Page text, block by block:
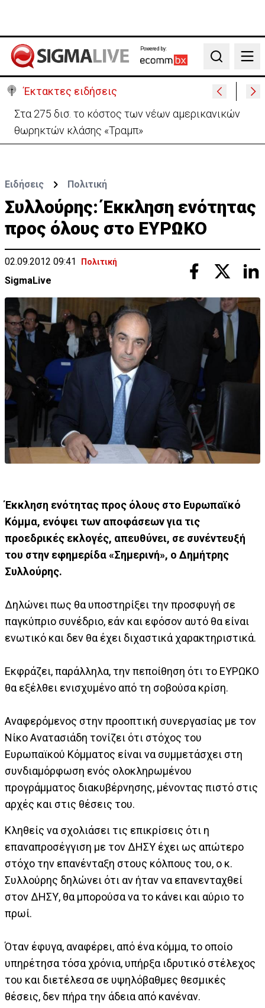
Powered by:
Search
Έκτακτες ειδήσεις
Σήμερα η τελετή διαβεβαίωσης των νέων μελών
του Υπουργικού
Ειδήσεις Πολιτική
Συλλούρης: Έκκληση ενότητας
προς όλους στο ΕΥΡΩΚΟ
02.09.2012 09:41 Πολιτική
SigmaLive
Έκκληση ενότητας προς όλους στο Ευρωπαϊκό
Κόμμα, ενόψει των αποφάσεων για τις
προεδρικές εκλογές, απευθύνει, σε συνέντευξή
του στην εφημερίδα «Σημερινή», ο Δημήτρης
Συλλούρης.
Δηλώνει πως θα υποστηρίξει την προσφυγή σε
παγκύπριο συνέδριο, εάν και εφόσον αυτό θα είναι
ενωτικό και δεν θα έχει διχαστικά χαρακτηριστικά.
Εκφράζει, παράλληλα, την πεποίθηση ότι το ΕΥΡΩΚΟ
θα εξέλθει ενισχυμένο από τη σοβούσα κρίση.
Αναφερόμενος στην προοπτική συνεργασίας με τον
Νίκο Ανατασιάδη τονίζει ότι στόχος του
Ευρωπαϊκού Κόμματος είναι να συμμετάσχει στη
συνδιαμόρφωση ενός ολοκληρωμένου
προγράμματος διακυβέρνησης, μένοντας πιστό στις
αρχές και στις θέσεις του.
Κληθείς να σχολιάσει τις επικρίσεις ότι η
επαναπροσέγγιση με τον ΔΗΣΥ έχει ως απώτερο
στόχο την επανένταξη στους κόλπους του, ο κ.
Συλλούρης δηλώνει ότι αν ήταν να επανενταχθεί
στον ΔΗΣΥ, θα μπορούσα να το κάνει και αύριο το
πρωί.
Όταν έφυγα, αναφέρει, από ένα κόμμα, το οποίο
υπηρέτησα τόσα χρόνια, υπήρξα ιδρυτικό στέλεχος
του και διετέλεσα σε υψηλόβαθμες θεσμικές
θέσεις, δεν πήρα την άδεια από κανέναν.